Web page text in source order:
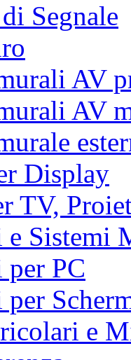
Segnale
AV
AV
Display
TV,
e Sistemi
PC
per
e